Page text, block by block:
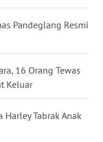
Pandeglang Resmi
16 Orang Tewas
Keluar
Harley Tabrak Anak